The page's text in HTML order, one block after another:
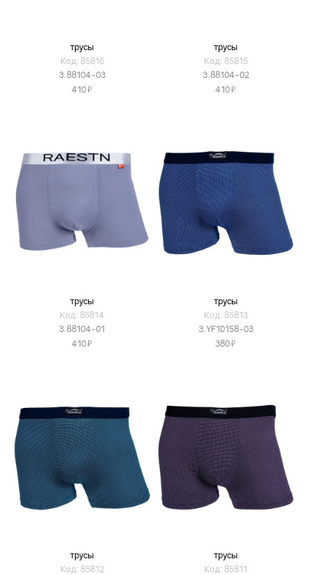
трусы
Код: 85816
3.88104-03
410Я
трусы
Код: 85815
3.88104-02
410Я
трусы
Код: 85814
3.88104-01
410Я
трусы
Код: 85813
3.YF10158-03
380Я
трусы
Код: 85812
трусы
Код: 85811